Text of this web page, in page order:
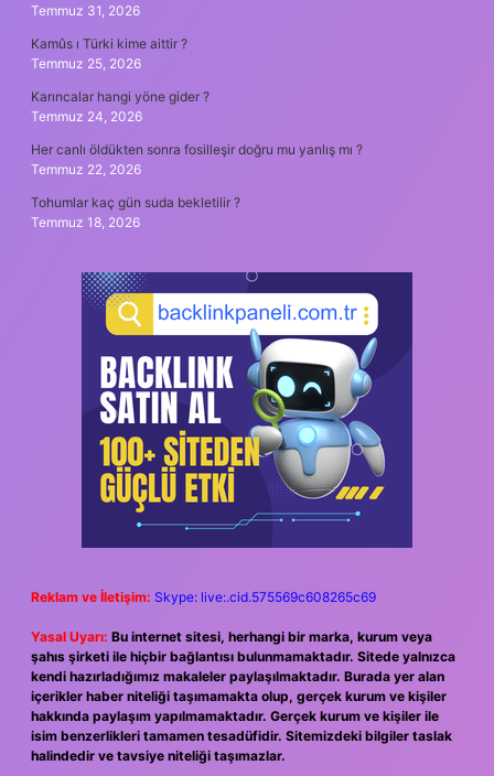
Temmuz 31, 2026
Kamûs ı Türki kime aittir ?
Temmuz 25, 2026
Karıncalar hangi yöne gider ?
Temmuz 24, 2026
Her canlı öldükten sonra fosilleşir doğru mu yanlış mı ?
Temmuz 22, 2026
Tohumlar kaç gün suda bekletilir ?
Temmuz 18, 2026
Reklam ve İletişim: Skype: live:.cid.575569c608265c69
Yasal Uyarı: Bu internet sitesi, herhangi bir marka, kurum veya
şahıs şirketi ile hiçbir bağlantısı bulunmamaktadır. Sitede yalnızca
kendi hazırladığımız makaleler paylaşılmaktadır. Burada yer alan
içerikler haber niteliği taşımamakta olup, gerçek kurum ve kişiler
hakkında paylaşım yapılmamaktadır. Gerçek kurum ve kişiler ile
isim benzerlikleri tamamen tesadüfidir. Sitemizdeki bilgiler taslak
halindedir ve tavsiye niteliği taşımazlar.